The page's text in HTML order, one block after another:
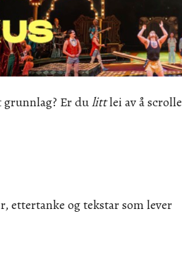
grunnlag? Er dulittlei av å scrolle
ettertanke og tekstar som lever